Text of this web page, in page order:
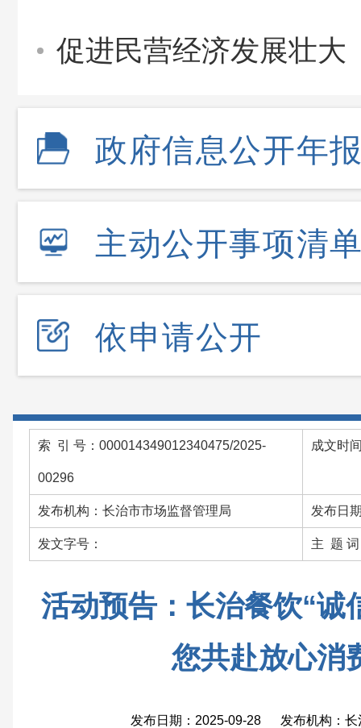
促进民营经济发展壮大
政府信息公开年
主动公开事项清
依申请公开
索 引 号：000014349012340475/2025-
00296
成文时
发布机构：长治市市场监督管理局 发布日
发文字号： 主 题 词
活动预告：长治餐饮“诚
您共赴放心消
发布日期：2025-09-28 发布机构：长